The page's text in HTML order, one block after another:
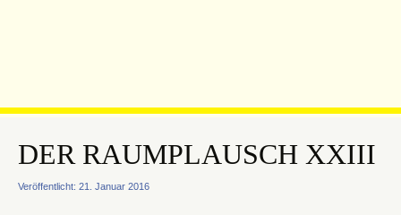
DER RAUMPLAUSCH XXIII
Veröffentlicht: 21. Januar 2016